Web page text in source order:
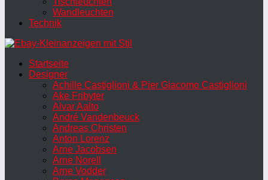
Wandleuchten
Technik
Startseite
Designer
Achille Castiglioni & Pier Giacomo Castiglioni
Ake Fribyter
Alvar Aalto
André Vandenbeuck
Andreas Christen
Anton Lorenz
Arne Jacobsen
Arne Norell
Arne Vodder